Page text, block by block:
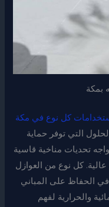
بمكة
كل نوع في مكة
التي توفر حماية
تحديات مناخية قاسية
كل نوع من العوازل
الحفاظ على المباني
والحرارية لفهم